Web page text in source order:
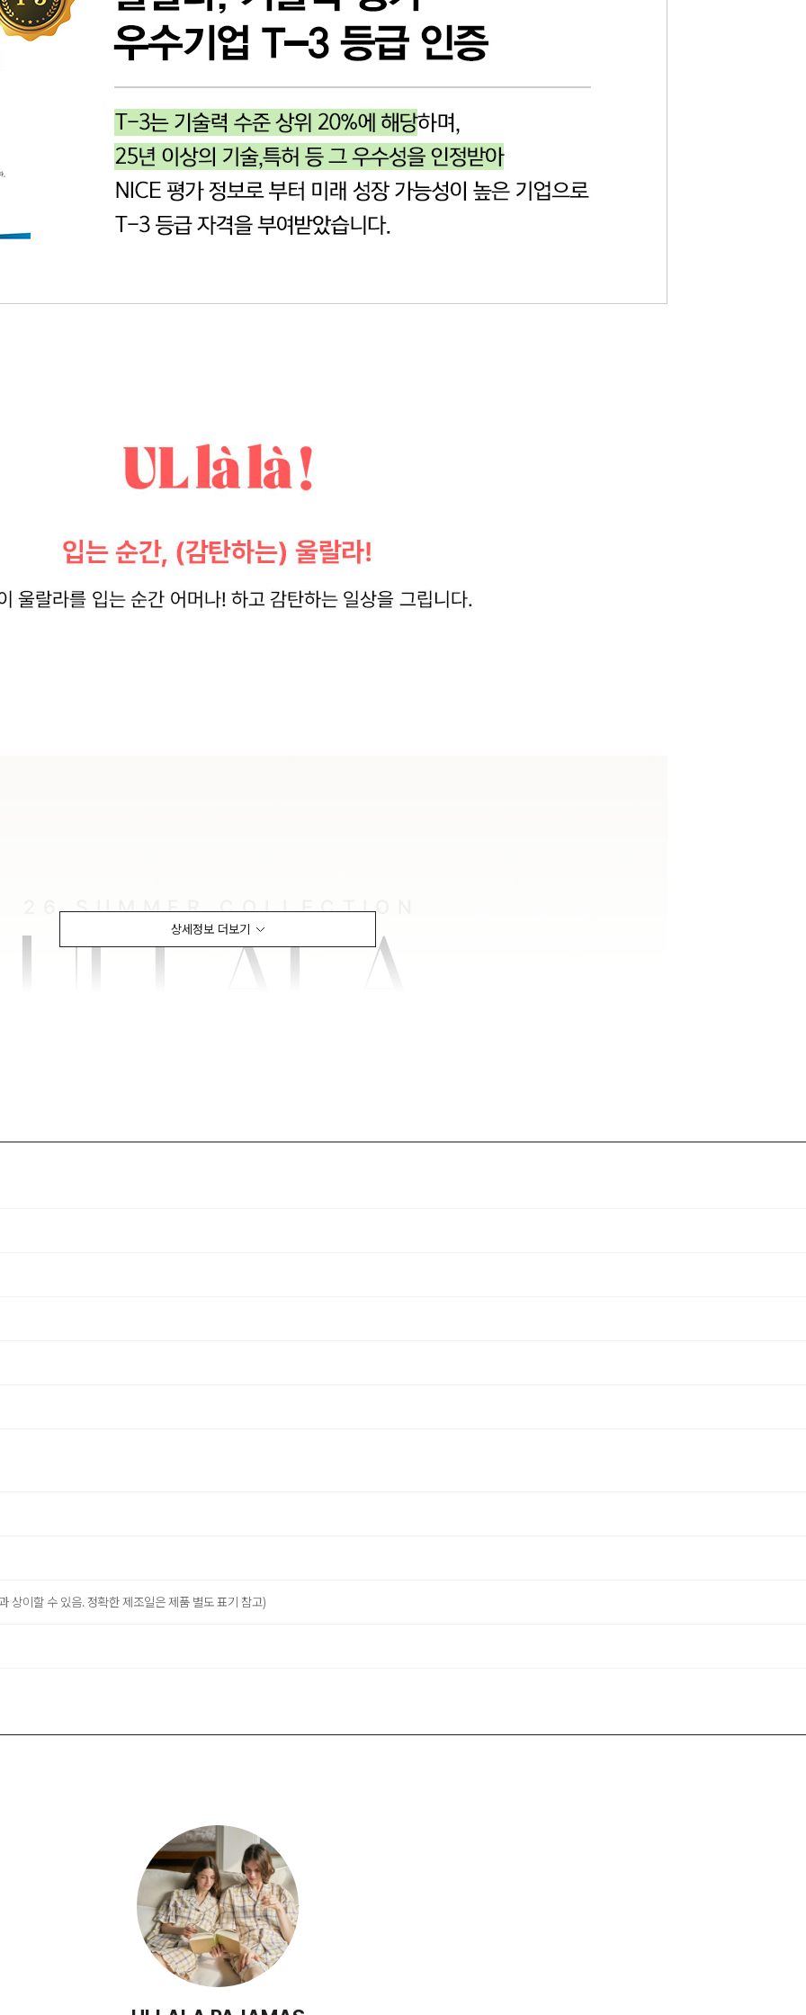
상세정보 더보기
상이할 수 있음. 정확한 제조일은 제품 별도 표기 참고)